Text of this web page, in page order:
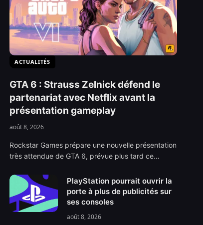
ACTUALITÉS
GTA 6 : Strauss Zelnick défend le
partenariat avec Netflix avant la
présentation gameplay
août 8, 2026
Rockstar Games prépare une nouvelle présentation
très attendue de GTA 6, prévue plus tard ce…
PlayStation pourrait ouvrir la
porte à plus de publicités sur
ses consoles
août 8, 2026